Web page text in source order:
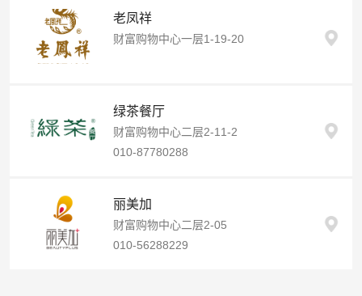
老凤祥
财富购物中心一层1-19-20
绿茶餐厅
财富购物中心二层2-11-2
010-87780288
丽美加
财富购物中心二层2-05
010-56288229